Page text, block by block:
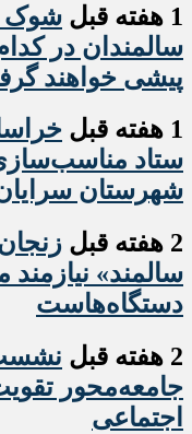
1 هفته قبل
شوک
سالمندان در
پیشی خواهند
1 هفته قبل
ستاد
شهرستان
2 هفته قبل
سالمند»
دستگاه‌هاست
2 هفته قبل
جامعه‌محور
اجتماعی